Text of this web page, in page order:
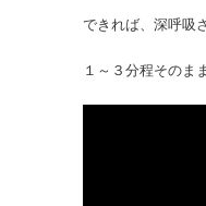
できれば、深呼吸
１～３分程そのま